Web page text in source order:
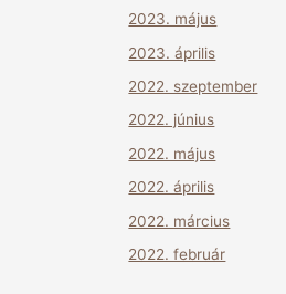
2023. május
2023. április
2022. szeptember
2022. június
2022. május
2022. április
2022. március
2022. február